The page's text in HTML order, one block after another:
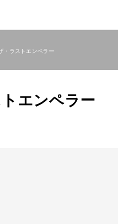
・ラストエンペラー
エンペラー